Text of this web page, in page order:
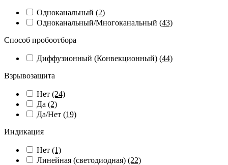
Одноканальный (2)
Одноканальный/Многоканальный (43)
Способ пробоотбора
Диффузионный (Конвекционный) (44)
Взрывозащита
Нет (24)
Да (2)
Да/Нет (19)
Индикация
Нет (1)
Линейная (светодиодная) (22)